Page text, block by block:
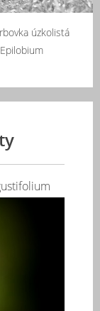
úzkolistá